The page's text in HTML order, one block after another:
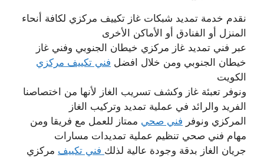
نقدم خدمة تمديد شبكات غاز تكييف مركزي لكافة أنحاء
المنزل أو الفنادق أو الأماكن الأخرى
عبر فني تمديد غاز مركزي خيطان الجنوبي وفني غاز
خيطان الجنوبي ومن خلال افضل فني تكييف مركزي
الكويت
ونوفر تعبئة غاز وكشف تسريب الغاز لأنها من اختصاصنا
الفريد والرائد في عملية تمديد وتركيب الغاز
المركزي ونوفر فني صحي ممتاز للعمل مع فريقا ومن
مهام فني صحي تنظيم عملية تمديدات مسارات
جريان الغاز بدقة وجودة عالية لذلك فني تكييف مركزي